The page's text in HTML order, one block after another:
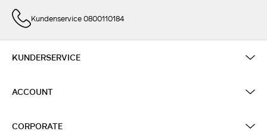
Kundenservice 0800110184
KUNDERSERVICE
ACCOUNT
CORPORATE